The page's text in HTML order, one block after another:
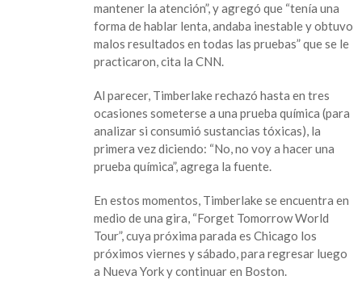
mantener la atención”, y agregó que “tenía una
forma de hablar lenta, andaba inestable y obtuvo
malos resultados en todas las pruebas” que se le
practicaron, cita la CNN.
Al parecer, Timberlake rechazó hasta en tres
ocasiones someterse a una prueba química (para
analizar si consumió sustancias tóxicas), la
primera vez diciendo: “No, no voy a hacer una
prueba química”, agrega la fuente.
En estos momentos, Timberlake se encuentra en
medio de una gira, “Forget Tomorrow World
Tour”, cuya próxima parada es Chicago los
próximos viernes y sábado, para regresar luego
a Nueva York y continuar en Boston.